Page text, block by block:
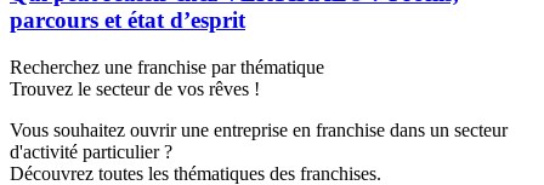
parcours et état d’esprit
Recherchez une franchise par thématique
Trouvez le secteur de vos rêves !
Vous souhaitez ouvrir une entreprise en franchise dans un secteur
d'activité particulier ?
Découvrez toutes les thématiques des franchises.